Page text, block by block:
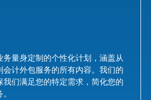
务量身定制的个性化计划，涵盖从
会计外包服务的所有内容。我们的
我们满足您的特定需求，简化您的